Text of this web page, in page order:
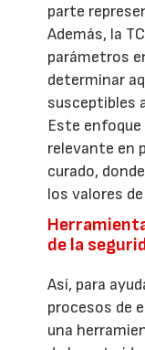
parte
Además, la
parámetros
determinar
susceptibles
Este
relevante en
curado,
los valores
de la
Así, para
procesos de
una